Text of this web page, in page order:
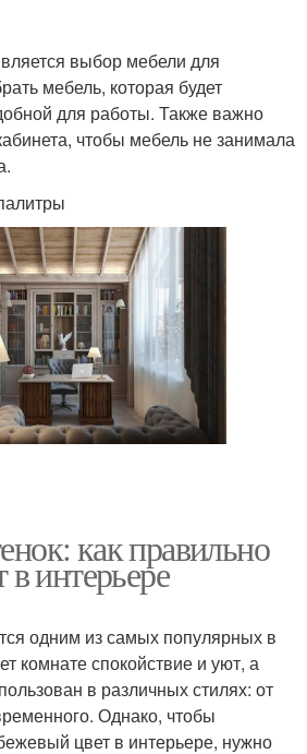
выбор мебели для
мебель, которая будет
для работы. Также важно
чтобы мебель не занимала
как правильно
в интерьере
одним из самых популярных в
комнате спокойствие и уют, а
в различных стилях: от
Однако, чтобы
цвет в интерьере, нужно